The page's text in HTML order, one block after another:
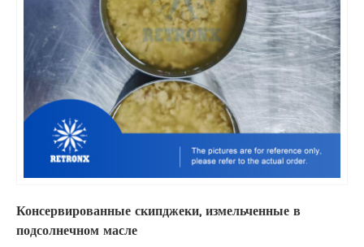
Консервированные скипджеки, измельченные в
подсолнечном масле